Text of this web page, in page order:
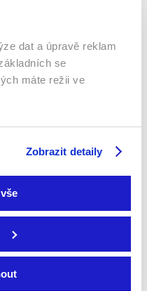
dat a úpravě reklam
se
máte režii ve
Zobrazit detaily
2014 | USA, Bulharsko,
Filmy / Thrillery / Sci-fi /
na 6 zařízeních
6 zařízeních.